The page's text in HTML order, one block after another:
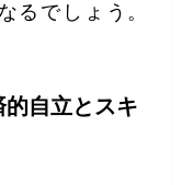
るでしょう。
自立とスキ